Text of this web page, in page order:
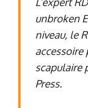
unbroken
niveau, le
accessoire
scapulaire
Press.